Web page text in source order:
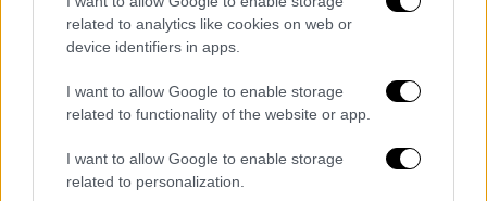
related to analytics like cookies on web or
device identifiers in apps.
I want to allow Google to enable storage
related to functionality of the website or app.
I want to allow Google to enable storage
related to personalization.